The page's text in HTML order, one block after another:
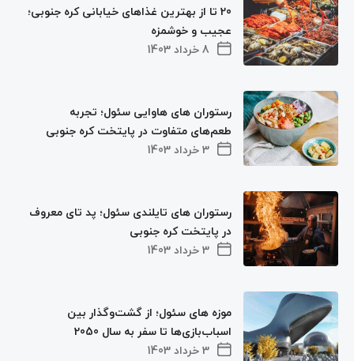
8 خرداد 1403
20 تا از بهترین غذاهای خیابانی کره جنوبی؛
عجیب و خوشمزه
3 خرداد 1403
رستوران های هاوایی سئول؛ تجربه
طعم‌های متفاوت در پایتخت کره جنوبی
3 خرداد 1403
رستوران های تایلندی سئول؛ پد تای معروف
در پایتخت کره جنوبی
3 خرداد 1403
موزه های سئول؛ از گشت‌وگذار بین
اسباب‌بازی‌ها تا سفر به سال 2050